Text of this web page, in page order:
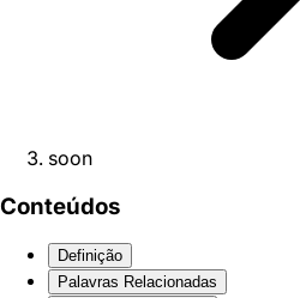
soon
Conteúdos
Definição
Palavras Relacionadas